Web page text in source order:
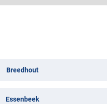
Breedhout
Essenbeek